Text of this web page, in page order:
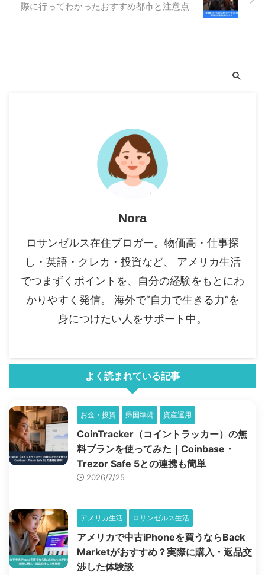
際に行ってわかったおすすめ都市と注意点
Nora
ロサンゼルス在住ブロガー。物価高・仕事探
し・英語・クレカ・投資など、 アメリカ生活
でつまずくポイントを、自分の経験をもとにわ
かりやすく発信。 海外で“自力で生きる力”を
身につけたい人をサポート中。
よく読まれている記事
お金・投資 帰国準備 資産運用
CoinTracker（コイントラッカー）の無
料プランを使ってみた｜Coinbase・
Trezor Safe 5との連携も簡単
2026/7/25
アメリカ生活 ロサンゼルス生活
アメリカで中古iPhoneを買うならBack
Marketがおすすめ？実際に購入・返品交
渉した体験談